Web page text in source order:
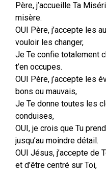
Père, j’accueille Ta
misère.
OUI Père, j’accepte les
vouloir les changer,
Je Te confie totalement
t’en occupes.
OUI Père, j’accepte les
bons ou mauvais,
Je Te donne toutes les
conduises,
OUI, je crois que Tu
jusqu’au moindre détail.
OUI Jésus, j’accepte de
et d’être centré sur Toi,